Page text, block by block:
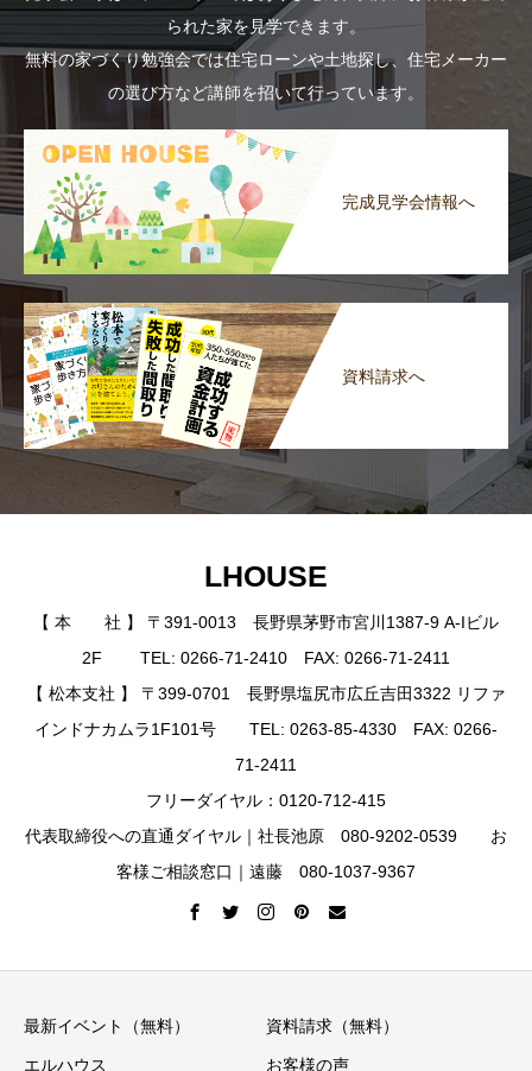
られた家を見学できます。
無料の家づくり勉強会では住宅ローンや土地探し、住宅メーカー
の選び方など講師を招いて行っています。
完成見学会情報へ
資料請求へ
LHOUSE
【 本 社 】 〒391-0013 長野県茅野市宮川1387-9 A-Iビル
2F TEL: 0266-71-2410 FAX: 0266-71-2411
【 松本支社 】 〒399-0701 長野県塩尻市広丘吉田3322 リファ
インドナカムラ1F101号 TEL: 0263-85-4330 FAX: 0266-
71-2411
フリーダイヤル：0120-712-415
代表取締役への直通ダイヤル｜社長池原 080-9202-0539 お
客様ご相談窓口｜遠藤 080-1037-9367
最新イベント（無料） 資料請求（無料）
エルハウス お客様の声